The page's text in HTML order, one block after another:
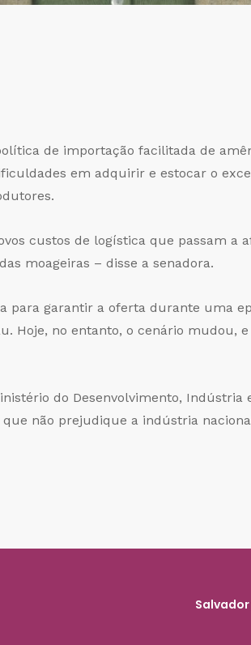
de importação facilitada de
em adquirir e estocar o
custos de logística que passam a
moageiras – disse a senadora.
para garantir a oferta durante uma
Hoje, no entanto, o cenário mudou,
do Desenvolvimento, Indústria
não prejudique a indústria
Salvador